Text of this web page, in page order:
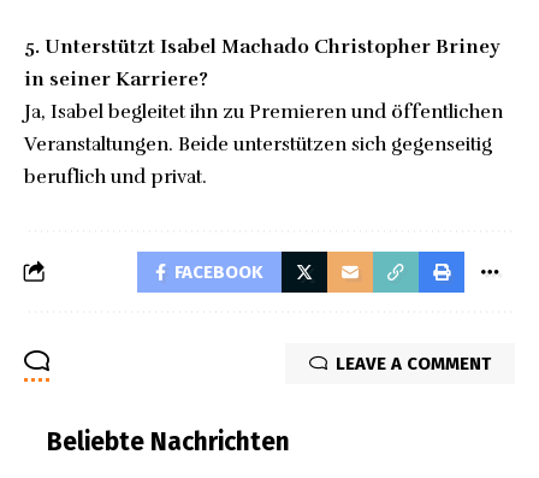
5. Unterstützt Isabel Machado Christopher Briney
in seiner Karriere?
Ja, Isabel begleitet ihn zu Premieren und öffentlichen
Veranstaltungen. Beide unterstützen sich gegenseitig
beruflich und privat.
FACEBOOK
LEAVE A COMMENT
Beliebte Nachrichten